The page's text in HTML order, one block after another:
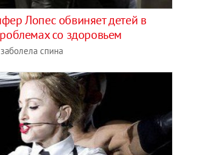
Лопес обвиняет детей в
со здоровьем
спина